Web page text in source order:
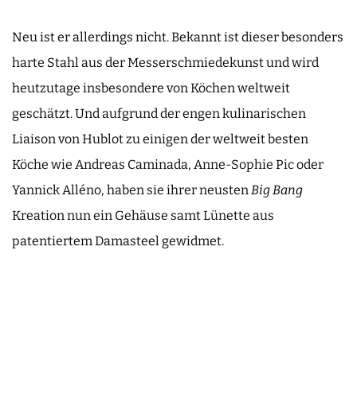
Neu ist er allerdings nicht. Bekannt ist dieser besonders
harte Stahl aus der Messerschmiedekunst und wird
heutzutage insbesondere von Köchen weltweit
geschätzt. Und aufgrund der engen kulinarischen
Liaison von Hublot zu einigen der weltweit besten
Köche wie Andreas Caminada, Anne-Sophie Pic oder
Yannick Alléno, haben sie ihrer neustenBig Bang
Kreation nun ein Gehäuse samt Lünette aus
patentiertem Damasteel gewidmet.